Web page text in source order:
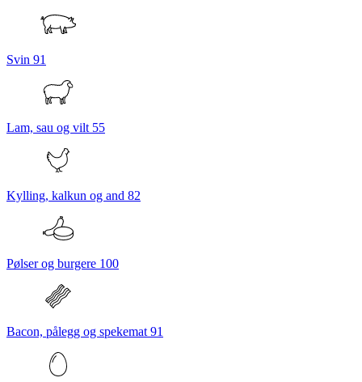
Svin 91
Lam, sau og vilt 55
Kylling, kalkun og and 82
Pølser og burgere 100
Bacon, pålegg og spekemat 91